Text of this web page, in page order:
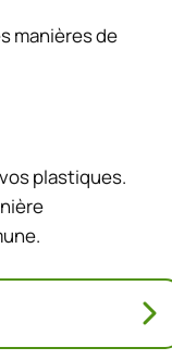
manières de
plastiques.